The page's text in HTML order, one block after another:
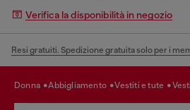
Verifica la disponibilità in negozio
Resi gratuiti. Spedizione gratuita solo per i
donna abbigliamento vestiti e tute